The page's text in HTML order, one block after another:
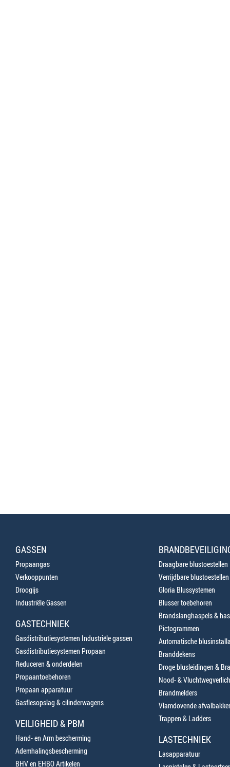
GASSEN
Propaangas
Verkooppunten
Droogijs
Industriële Gassen
GASTECHNIEK
Gasdistributiesystemen Industriële gassen
Gasdistributiesystemen Propaan
Reduceren & onderdelen
Propaantoebehoren
Propaan apparatuur
Gasflesopslag & cilinderwagens
VEILIGHEID & PBM
Hand- en Arm bescherming
Ademhalingsbescherming
BHV en EHBO Artikelen
Draagbare blustoestellen
Verrijdbare blustoestellen
Gloria Blussystemen
Blusser toebehoren
Brandslanghaspels &
Pictogrammen
Automatische
Branddekens
Droge blusleidingen &
Nood- &
Brandmelders
Vlamdovende
Trappen & Ladders
LASTECHNIEK
Lasapparatuur